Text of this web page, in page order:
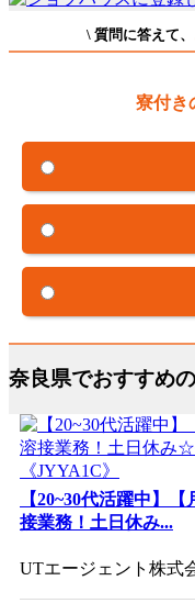
\ 質問に答えて、
寮付き
奈良県でおすすめ
【20~30代活躍中】
接業務！土日休み...
UTエージェント株式